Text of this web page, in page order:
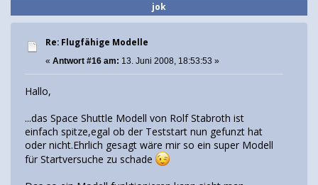
jok
Re: Flugfähige Modelle
« Antwort #16 am: 13. Juni 2008, 18:53:53 »
Hallo,
...das Space Shuttle Modell von Rolf Stabroth ist
einfach spitze,egal ob der Teststart nun gefunzt hat
oder nicht.Ehrlich gesagt wäre mir so ein super Modell
für Startversuche zu schade